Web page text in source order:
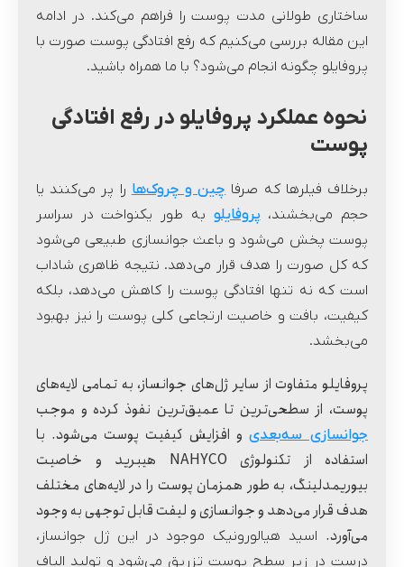
ساختاری طولانی مدت پوست را فراهم می‌کند. در ادامه
این مقاله بررسی می‌کنیم که رفع افتادگی پوست صورت با
پروفایلو چگونه انجام می‌شود؟ با ما همراه باشید.
نحوه عملکرد پروفایلو در رفع افتادگی
پوست
برخلاف فیلرها که صرفاچین و چروک‌هارا پر می‌کنند یا
حجم می‌بخشند،پروفایلو به طور یکنواخت در سراسر
پوست پخش می‌شود و باعث جوانسازی طبیعی می‌شود
که کل صورت را هدف قرار می‌دهد. نتیجه ظاهری شاداب
است که نه تنها افتادگی پوست را کاهش می‌دهد، بلکه
کیفیت، بافت و خاصیت ارتجاعی کلی پوست را نیز بهبود
می‌بخشد.
پروفایلو متفاوت از سایر ژل‌های جوانساز، به تمامی لایه‌های
پوست، از سطحی‌ترین تا عمیق‌ترین نفوذ کرده و موجب
جوانسازی سه‌بعدی و افزایش کیفیت پوست می‌شود. با
استفاده از تکنولوژی NAHYCO هیبرید و خاصیت
بیوریمدلینگ، به طور همزمان پوست را در لایه‌های مختلف
هدف قرار می‌دهد و جوانسازی و لیفت قابل توجهی به وجود
می‌آورد. اسید هیالورونیک موجود در این ژل جوانساز،
درست در زیر سطح پوست تزریق می‌‍‌‌شود و تولید الیاف